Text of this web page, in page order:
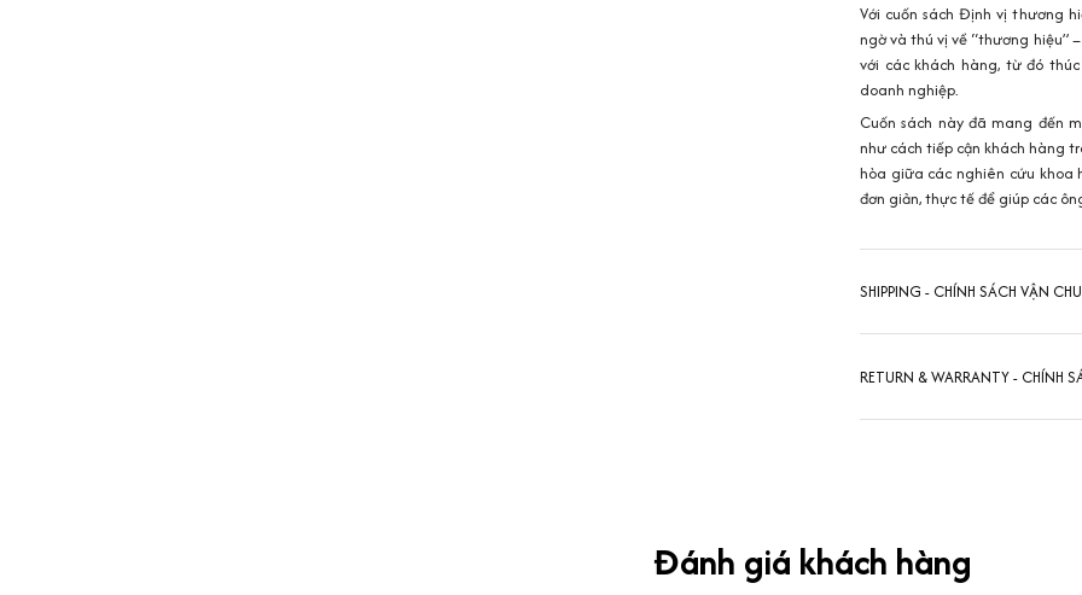
Với cuốn sách Định vị thương
ngờ và thú vị về “thương hiệu”
với các khách hàng, từ đó
doanh nghiệp.
Cuốn sách này đã mang đến
như cách tiếp cận khách hàng
hòa giữa các nghiên cứu khoa
đơn giản, thực tế để giúp các
SHIPPING - CHÍNH SÁCH VẬN
RETURN & WARRANTY - CHÍNH
Đánh giá khách hàng